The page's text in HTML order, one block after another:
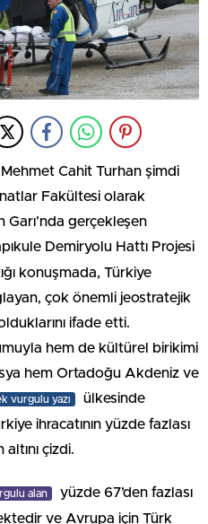
Cahit Turhan şimdi
Fakültesi olarak
Garı’nda gerçekleşen
Demiryolu Hattı Projesi
konuşmada, Türkiye
çok önemli jeostratejik
ifade etti.
hem de kültürel birikimi
hem Ortadoğu Akdeniz ve
vurgulu yazı
ülkesinde
ihracatının yüzde fazlası
çizdi.
alan
yüzde 67’den fazlası
ve Avrupa için Türk